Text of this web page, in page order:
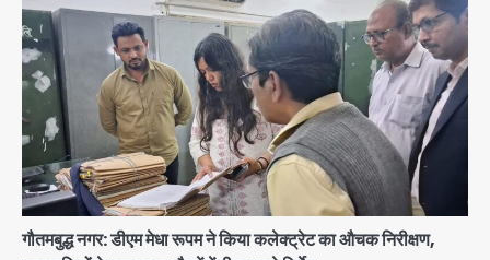
गौतमबुद्ध नगर: डीएम मेधा रूपम ने किया कलेक्ट्रेट का औचक निरीक्षण,